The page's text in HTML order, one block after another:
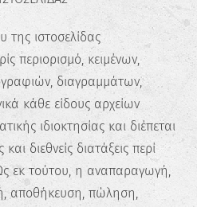
της ιστοσελίδας
περιορισμό, κειμένων,
διαγραμμάτων,
κάθε είδους αρχείων
ιδιοκτησίας και διέπεται
διεθνείς διατάξεις περί
εκ τούτου, η αναπαραγωγή,
αποθήκευση, πώληση,